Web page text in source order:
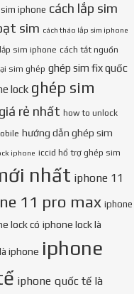
iphone cách lắp sim
sim cách tháo lắp sim iphone
sim iphone cách tắt nguồn
sim ghép ghép sim fix quốc
lock ghép sim
giá rẻ nhất how to unlock
hướng dẫn ghép sim
iphone iccid hổ trợ ghép sim
nhất iphone 11
11 pro max iphone
lock có iphone lock là
iphone iphone
iphone quốc tế là